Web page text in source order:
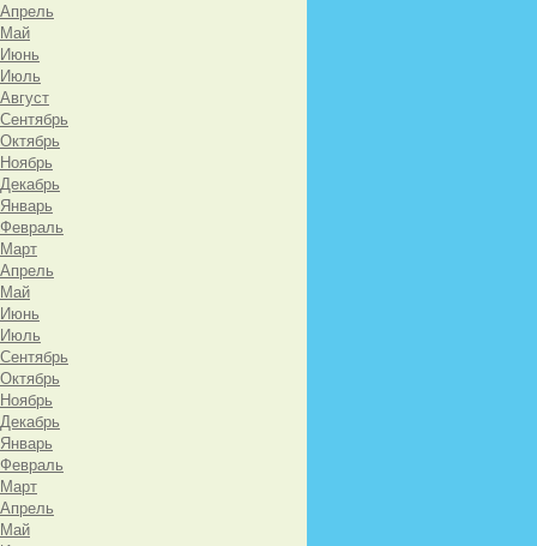
Май
Июль
Май
Июль
Май